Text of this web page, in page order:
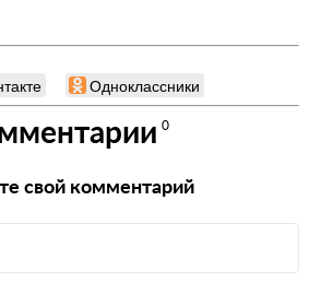
Одноклассники
0
свой комментарий